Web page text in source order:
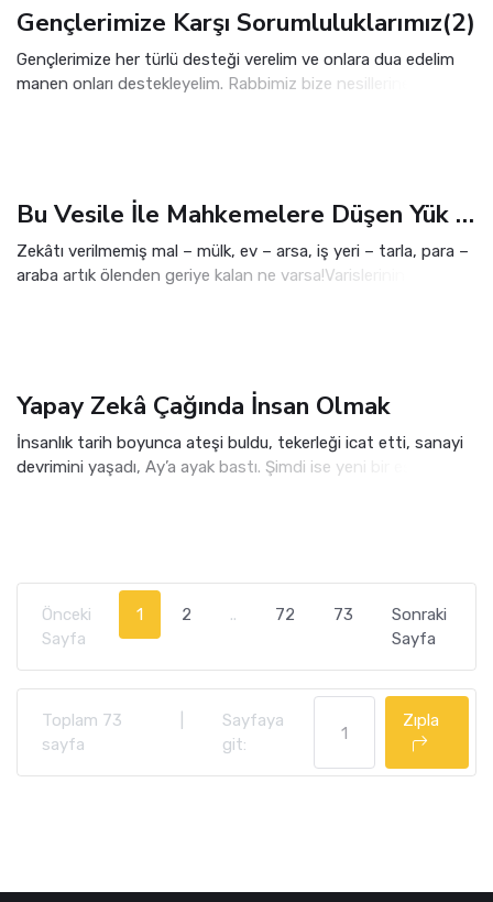
Gençlerimize Karşı Sorumluluklarımız(2)
Gençlerimize her türlü desteği verelim ve onlara dua edelim
manen onları destekleyelim. Rabbimiz bize nesillerine dua
Bu Vesile İle Mahkemelere Düşen Yük De Hafifler...
Zekâtı verilmemiş mal – mülk, ev – arsa, iş yeri – tarla, para –
araba artık ölenden geriye kalan ne varsa!Varislerinin başına
Yapay Zekâ Çağında İnsan Olmak
İnsanlık tarih boyunca ateşi buldu, tekerleği icat etti, sanayi
devrimini yaşadı, Ay’a ayak bastı. Şimdi ise yeni bir eşiğin
Önceki
Sayfa
1 2 .. 72 73
Sonraki
Sayfa
Toplam 73
sayfa
Sayfaya
git:
Zıpla